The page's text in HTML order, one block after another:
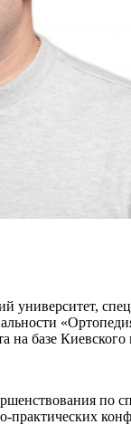
университет,
на базе
по
практических